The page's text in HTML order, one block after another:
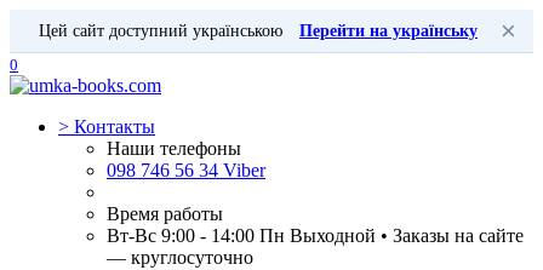
Цей сайт доступний українською Перейти на українську ×
0
> Контакты
Наши телефоны
098 746 56 34 Viber
Время работы
Вт-Вс 9:00 - 14:00 Пн Выходной • Заказы на сайте
— круглосуточно